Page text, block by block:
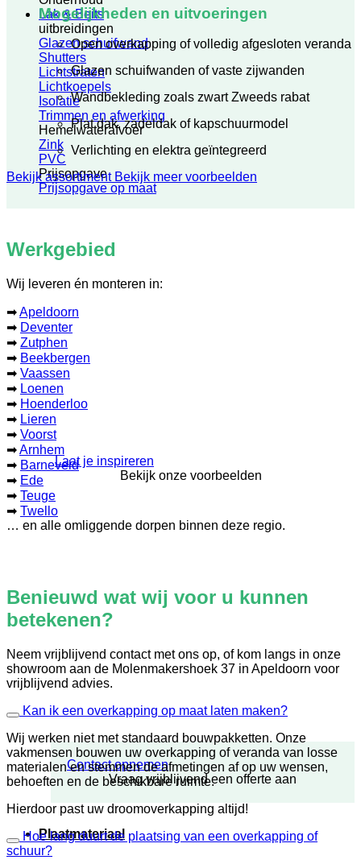
Lak & Beits
uitbreidingen
Glazen schuifwand
Shutters
Lichtstraten
Lichtkoepels
Isolatie
Trimmen en afwerking
Hemelwaterafvoer
Zink
PVC
Prijsopgave
Prijsopgave op maat
Laat je inspireren
Bekijk onze voorbeelden
Contact opnemen
Vraag vrijblijvend een offerte aan
Plaatmateriaal
Mogelijkheden en uitvoeringen
Open overkapping of volledig afgesloten veranda
Glazen schuifwanden of vaste zijwanden
Wandbekleding zoals zwart Zweeds rabat
Plat dak, zadeldak of kapschuurmodel
Verlichting en elektra geïntegreerd
Bekijk assortiment Bekijk meer voorbeelden
Werkgebied
Wij leveren én monteren in:
➡Apeldoorn
➡ Deventer
➡ Zutphen
➡ Beekbergen
➡ Vaassen
➡ Loenen
➡ Hoenderloo
➡ Lieren
➡ Voorst
➡Arnhem
➡ Barneveld
➡ Ede
➡ Teuge
➡ Twello
… en alle omliggende dorpen binnen deze regio.
Benieuwd wat wij voor u kunnen
betekenen?
Neem vrijblijvend contact met ons op, of kom langs in onze
showroom aan de Molenmakershoek 37 in Apeldoorn voor
vrijblijvend advies.
Kan ik een overkapping op maat laten maken?
Wij werken niet met standaard bouwpakketten. Onze
vakmensen bouwen uw overkapping of veranda van losse
materialen en stemmen de afmetingen af op uw wensen,
behoeften en de beschikbare ruimte.
Hierdoor past uw droomoverkapping altijd!
Hoe lang duurt de plaatsing van een overkapping of
schuur?